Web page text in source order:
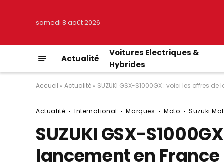
samedi 8 août 2026
Actualité
Voitures Electriques &
Hybrides
Accueil » Actualité » SUZUKI GSX-S1000GX : voici les offres
Actualité International Marques Moto Suzuki
SUZUKI GSX-
lancement en France